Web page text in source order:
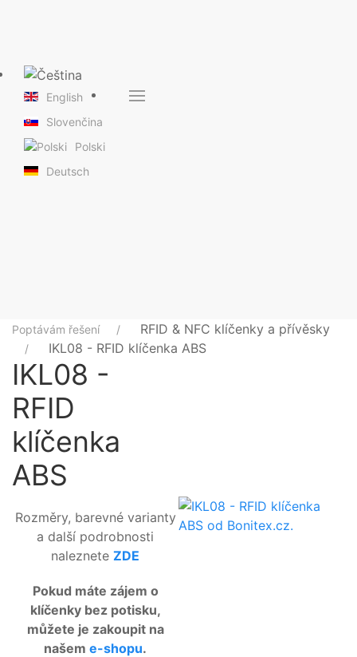
English
Slovenčina
Polski
Deutsch
Poptávám řešení
RFID & NFC klíčenky a přívěsky
IKL08 - RFID klíčenka ABS
IKL08 -
RFID
klíčenka
ABS
Rozměry, barevné varianty
a další podrobnosti
naleznete ZDE
Pokud máte zájem o
klíčenky bez potisku,
můžete je zakoupit na
našem e-shopu.